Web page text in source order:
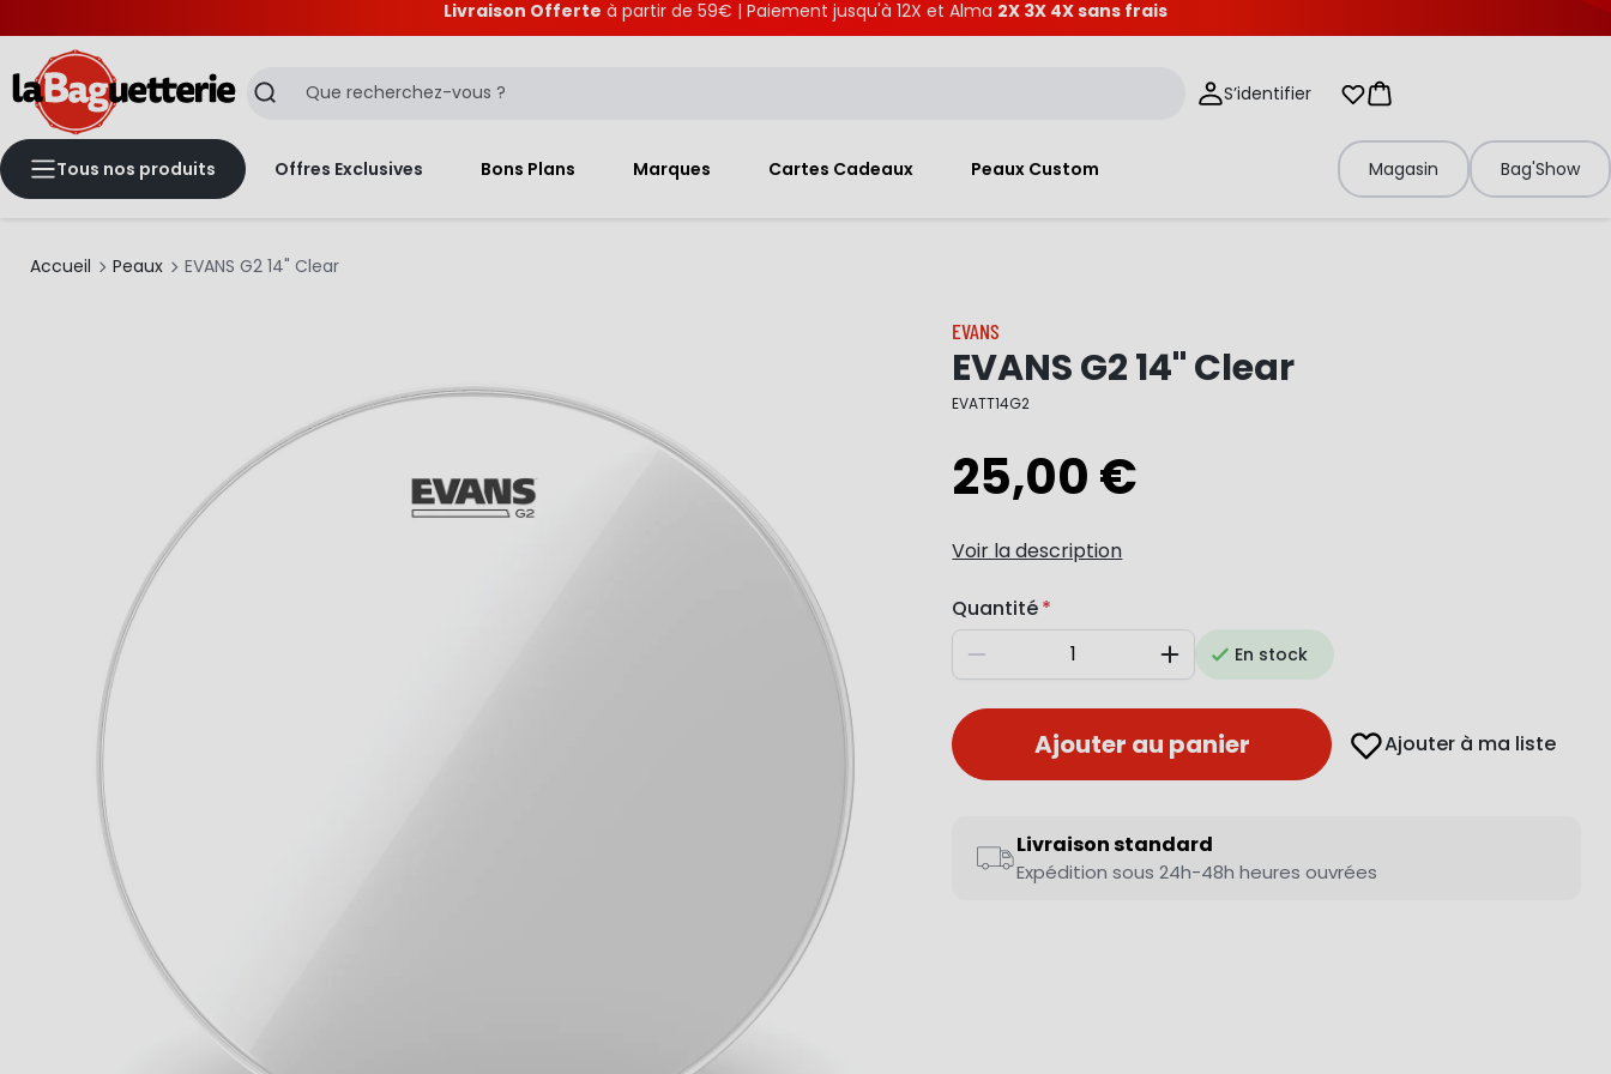
Livraison Offerte à partir de 59€ | Paiement jusqu'à 12X et Alma 2X 3X 4X sans frais
Recherche S’identifier Mes listes d'envies
Panier
Tous nos produits Offres Exclusives Bons Plans Marques Cartes Cadeaux Peaux Custom Magasin Bag'Show
Accueil Peaux EVANS G2 14" Clear
EVANS
EVANS G2 14" Clear
EVATT14G2
25,00 €
Voir la description
Quantité
Diminuer AugmenterEn stock
Ajouter au panier Ajouter à ma liste
Livraison standard
Expédition sous 24h-48h heures ouvrées